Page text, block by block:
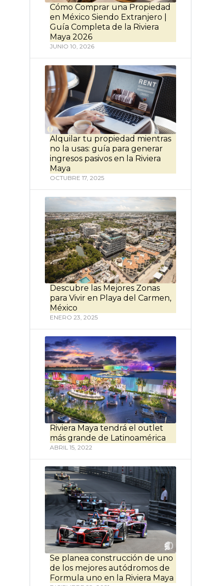
Cómo Comprar una Propiedad
en México Siendo Extranjero |
Guía Completa de la Riviera
Maya 2026
JUNIO 10, 2026
Alquilar tu propiedad mientras
no la usas: guía para generar
ingresos pasivos en la Riviera
Maya
OCTUBRE 17, 2025
Descubre las Mejores Zonas
para Vivir en Playa del Carmen,
México
ENERO 23, 2025
Riviera Maya tendrá el outlet
más grande de Latinoamérica
ABRIL 15, 2022
Se planea construcción de uno
de los mejores autódromos de
Formula uno en la Riviera Maya